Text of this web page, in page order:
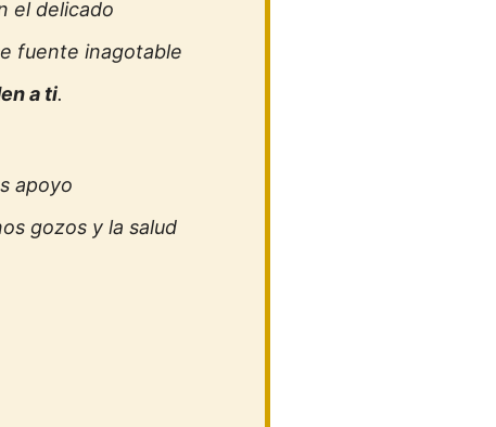
el delicado
fuente inagotable
a ti.
apoyo
gozos y la salud